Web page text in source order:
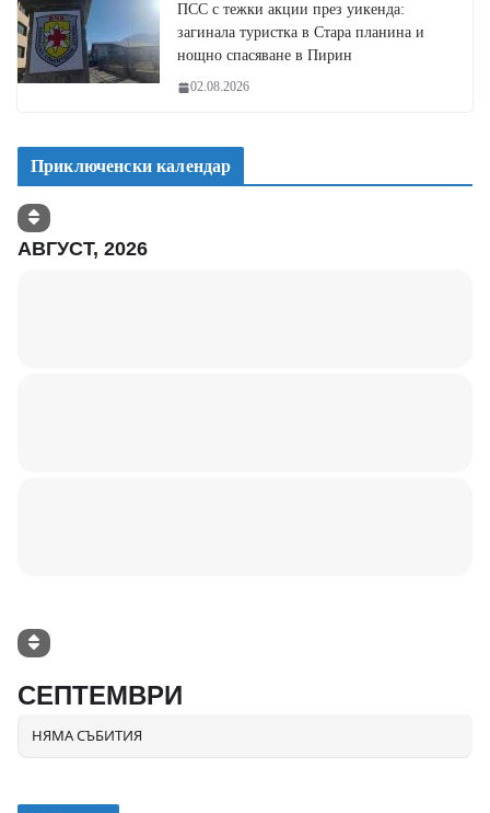
ПСС с тежки акции през уикенда:
загинала туристка в Стара планина и
нощно спасяване в Пирин
02.08.2026
Приключенски календар
АВГУСТ, 2026
СЕПТЕМВРИ
НЯМА СЪБИТИЯ